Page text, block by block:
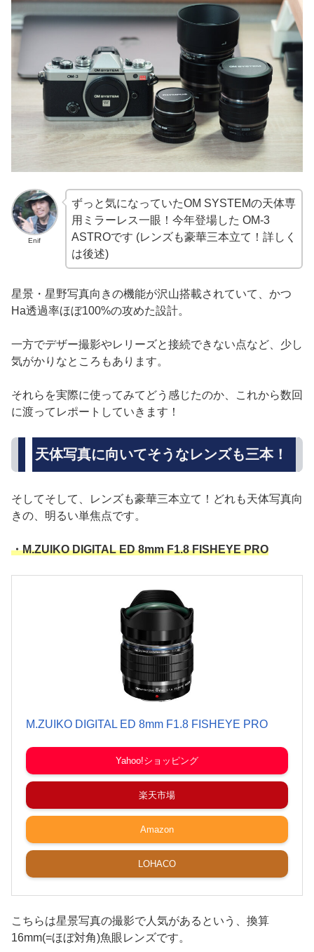
Enif
ずっと気になっていたOM SYSTEMの天体専
用ミラーレス一眼！今年登場した OM-3
ASTROです (レンズも豪華三本立て！詳しく
は後述)
星景・星野写真向きの機能が沢山搭載されていて、かつ
Ha透過率ほぼ100%の攻めた設計。
一方でデザー撮影やレリーズと接続できない点など、少し
気がかりなところもあります。
それらを実際に使ってみてどう感じたのか、これから数回
に渡ってレポートしていきます！
天体写真に向いてそうなレンズも三本！
そしてそして、レンズも豪華三本立て！どれも天体写真向
きの、明るい単焦点です。
・M.ZUIKO DIGITAL ED 8mm F1.8 FISHEYE PRO
M.ZUIKO DIGITAL ED 8mm F1.8 FISHEYE PRO
Yahoo!ショッピング
楽天市場
Amazon
LOHACO
こちらは星景写真の撮影で人気があるという、換算
16mm(=ほぼ対角)魚眼レンズです。